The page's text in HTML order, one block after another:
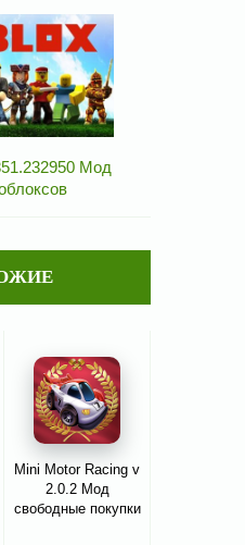
Мод
Mini Motor Racing v
2.0.2 Мод
свободные покупки